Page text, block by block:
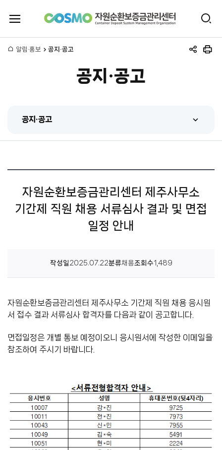
자
보
금
관
리
터
전
체
메
뉴
검
공지·공고
공지·공고
간행물
홈
알림·홍보 공지·공고
공
인
공지·공고
자원순환보증금관리센터 제주사무소
기간제 직원 채용 서류심사 결과 및 면접
일정 안내
작성일 2025.07.22분류채용조회수1,489
자원순환보증금관리센터 제주사무소 기간제 직원 채용 응시원
서 접수 결과 서류심사 합격자를 다음과 같이 공고합니다.
면접일정은 개별 통보 예정이오니 응시원서에 작성한 이메일을
참조하여 주시기 바랍니다.